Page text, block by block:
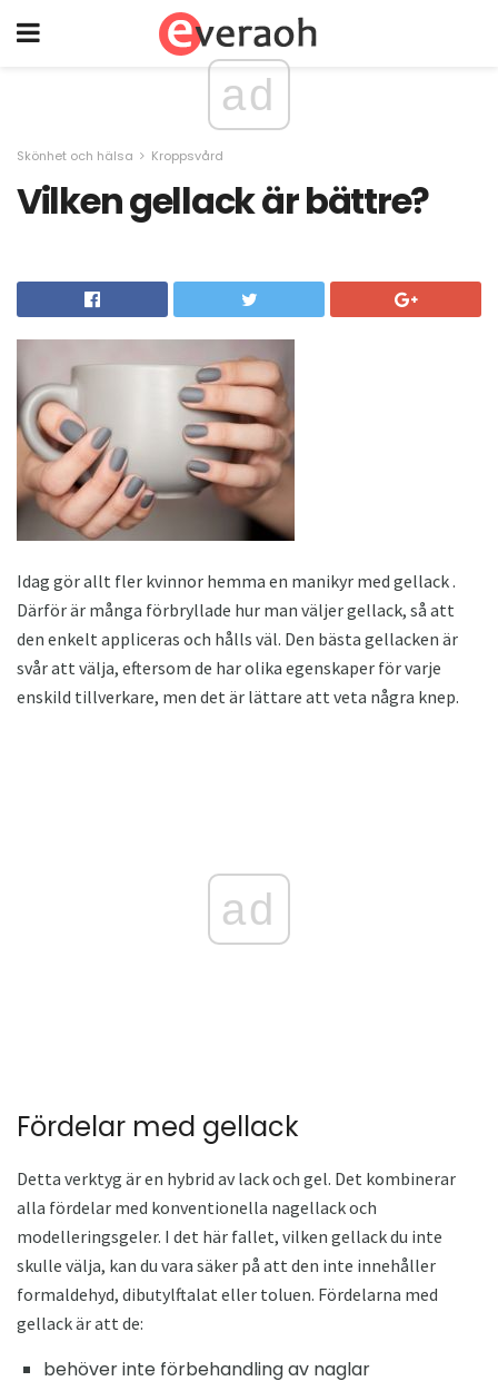
ad
Skönhet och hälsa Kroppsvård
Vilken gellack är bättre?
Idag gör allt fler kvinnor hemma en manikyr med gellack .
Därför är många förbryllade hur man väljer gellack, så att
den enkelt appliceras och hålls väl. Den bästa gellacken är
svår att välja, eftersom de har olika egenskaper för varje
enskild tillverkare, men det är lättare att veta några knep.
ad
Fördelar med gellack
Detta verktyg är en hybrid av lack och gel. Det kombinerar
alla fördelar med konventionella nagellack och
modelleringsgeler. I det här fallet, vilken gellack du inte
skulle välja, kan du vara säker på att den inte innehåller
formaldehyd, dibutylftalat eller toluen. Fördelarna med
gellack är att de:
behöver inte förbehandling av naglar